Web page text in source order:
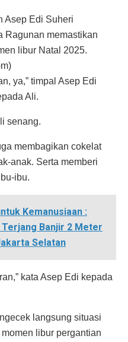
Asep Edi Suheri
Ragunan memastikan
libur Natal 2025.
ya,” timpal Asep Edi
Ali.
senang.
membagikan cokelat
anak. Serta memberi
ibu.
Kemanusiaan :
Banjir 2 Meter
Selatan
kata Asep Edi kepada
langsung situasi
libur pergantian